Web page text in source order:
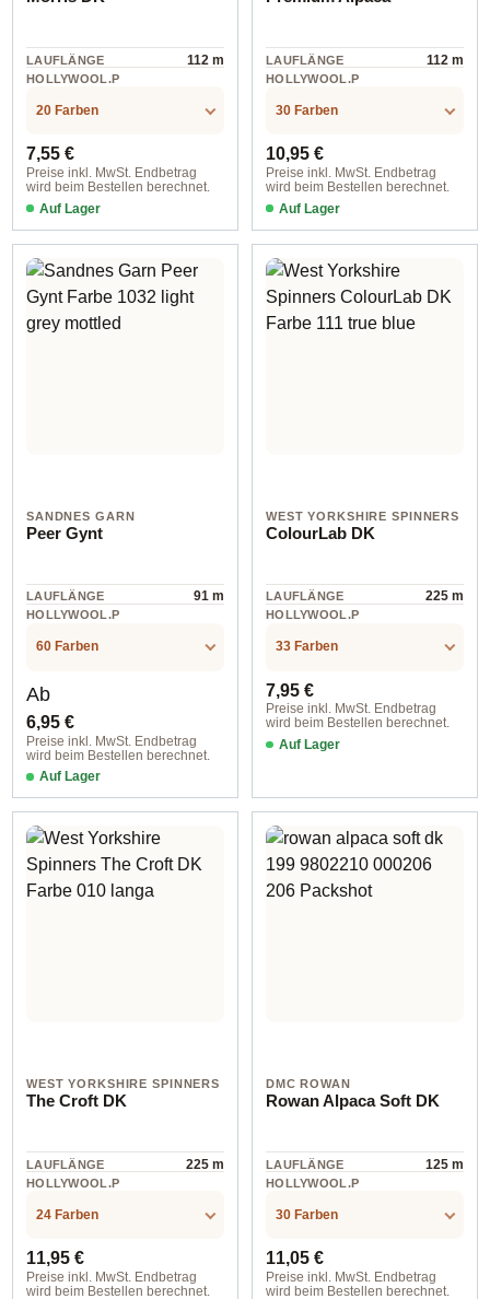
LAUFLÄNGE 112 m
HOLLYWOOL.P
.LABEL.MATERI
20 Farben
Regulärer Preis:
7,55 €
Preise inkl. MwSt. Endbetrag
wird beim Bestellen berechnet.
Auf Lager
LAUFLÄNGE 112 m
HOLLYWOOL.P
.LABEL.MATERI
30 Farben
Regulärer Preis:
10,95 €
Preise inkl. MwSt. Endbetrag
wird beim Bestellen berechnet.
Auf Lager
SANDNES GARN
Peer Gynt
LAUFLÄNGE 91 m
HOLLYWOOL.P
.LABEL.MATERI
60 Farben
Regulärer Preis:
Ab
6,95 €
Preise inkl. MwSt. Endbetrag
wird beim Bestellen berechnet.
Auf Lager
col. 1012 natural
WEST YORKSHIRE SPINNERS
ColourLab DK
LAUFLÄNGE 225 m
HOLLYWOOL.P
.LABEL.MATERI
33 Farben
Regulärer Preis:
7,95 €
Preise inkl. MwSt. Endbetrag
wird beim Bestellen berechnet.
Auf Lager
WEST YORKSHIRE SPINNERS
The Croft DK
LAUFLÄNGE 225 m
HOLLYWOOL.P
.LABEL.MATERI
24 Farben
Regulärer Preis:
11,95 €
Preise inkl. MwSt. Endbetrag
wird beim Bestellen berechnet.
DMC ROWAN
Rowan Alpaca Soft DK
LAUFLÄNGE 125 m
HOLLYWOOL.P
.LABEL.MATERI
30 Farben
Regulärer Preis:
11,05 €
Preise inkl. MwSt. Endbetrag
wird beim Bestellen berechnet.